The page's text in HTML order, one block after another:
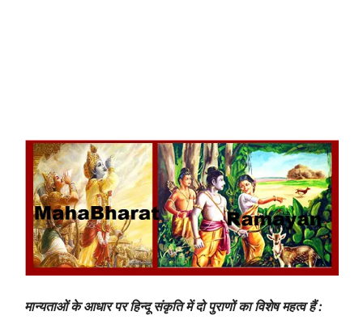
मान्यताओं के आधार पर हिन्दू संकृति में दो पुराणों का विशेष महत्व हैं :